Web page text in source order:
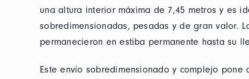
una altura interior máxima de 7,45 metros y es
sobredimensionadas, pesadas y de gran valor.
permanecieron en estiba permanente hasta su
Este envío sobredimensionado y complejo